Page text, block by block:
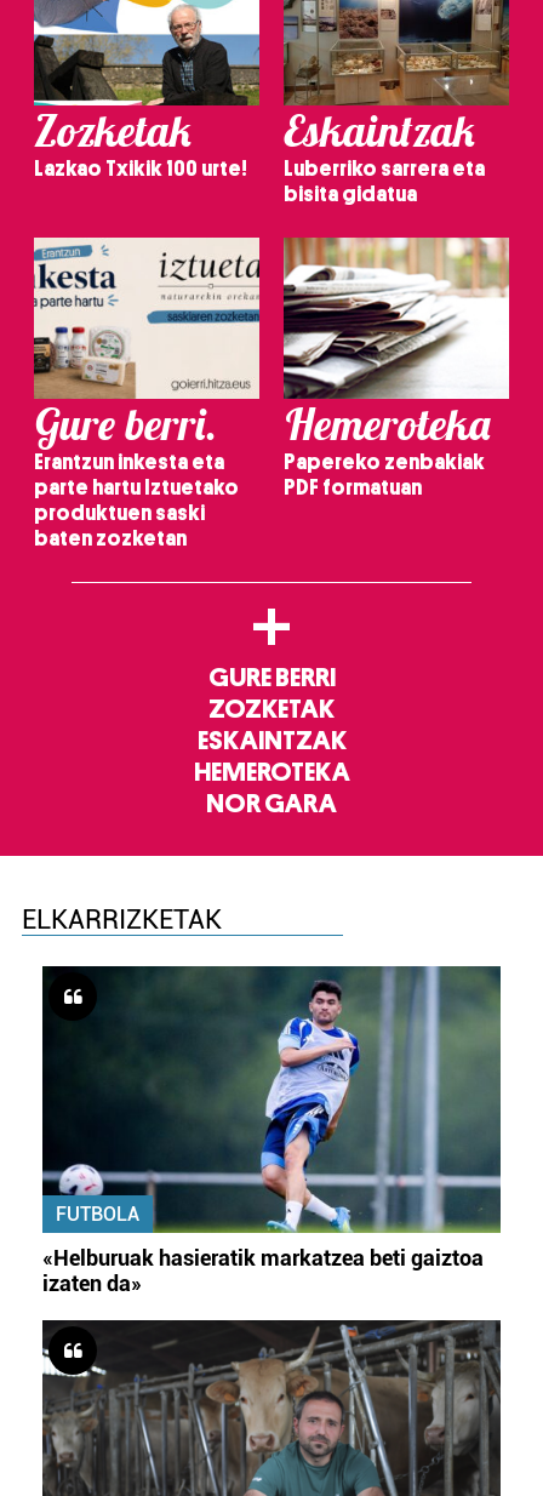
Zozketak
Lazkao Txikik 100 urte!
Eskaintzak
Luberriko sarrera eta
bisita gidatua
Gure berri.
Erantzun inkesta eta
parte hartu Iztuetako
produktuen saski
baten zozketan
Hemeroteka
Papereko zenbakiak
PDF formatuan
+
GURE BERRI
ZOZKETAK
ESKAINTZAK
HEMEROTEKA
NOR GARA
ELKARRIZKETAK
FUTBOLA
«Helburuak hasieratik markatzea beti gaiztoa
izaten da»